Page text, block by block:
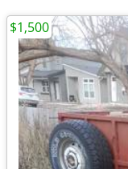
$1,500